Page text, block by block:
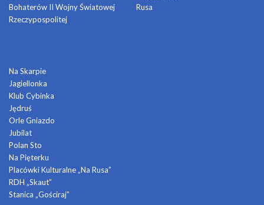
Bohaterów II Wojny Światowej
Rzeczypospolitej
Rusa
Na Skarpie
Jagiellonka
Klub Cybinka
Jędruś
Orle Gniazdo
Jubilat
Polan Sto
Na Pięterku
Placówki Kulturalne „Na Rusa”
RDH „Skaut”
Stanica „Gościraj”